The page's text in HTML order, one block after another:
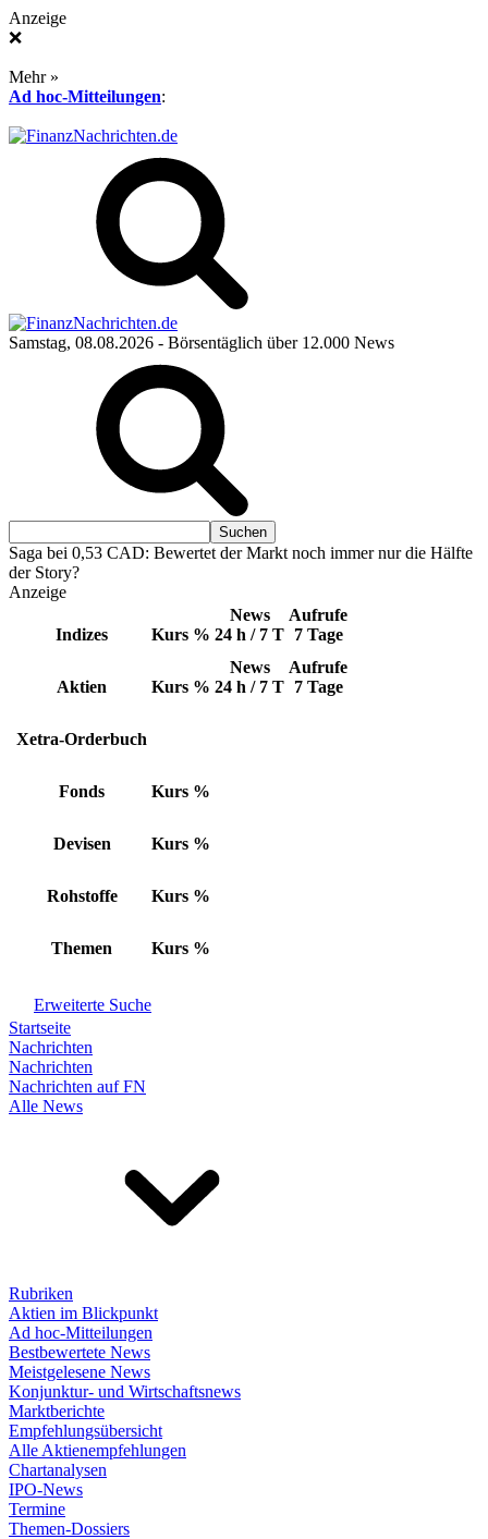
Anzeige
❌
Mehr »
Ad hoc-Mitteilungen:
Samstag, 08.08.2026 - Börsentäglich über 12.000 News
Saga bei 0,53 CAD: Bewertet der Markt noch immer nur die Hälfte
der Story?
Anzeige
Indizes Kurs %
News
24 h / 7 T
Aufrufe
7 Tage
Aktien Kurs %
News
24 h / 7 T
Aufrufe
7 Tage
Xetra-Orderbuch
Fonds Kurs %
Devisen Kurs %
Rohstoffe Kurs %
Themen Kurs %
Erweiterte Suche
Startseite
Nachrichten
Nachrichten
Nachrichten auf FN
Alle News
Rubriken
Aktien im Blickpunkt
Ad hoc-Mitteilungen
Bestbewertete News
Meistgelesene News
Konjunktur- und Wirtschaftsnews
Marktberichte
Empfehlungsübersicht
Alle Aktienempfehlungen
Chartanalysen
IPO-News
Termine
Themen-Dossiers